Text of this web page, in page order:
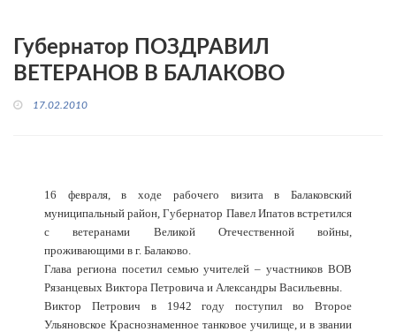
Губернатор ПОЗДРАВИЛ
ВЕТЕРАНОВ В БАЛАКОВО
17.02.2010
16 февраля, в ходе рабочего визита в Балаковский
муниципальный район, Губернатор Павел Ипатов встретился
с ветеранами Великой Отечественной войны,
проживающими в г. Балаково.
Глава региона посетил семью учителей – участников ВОВ
Рязанцевых Виктора Петровича и Александры Васильевны.
Виктор Петрович в 1942 году поступил во Второе
Ульяновское Краснознаменное танковое училище, и в звании